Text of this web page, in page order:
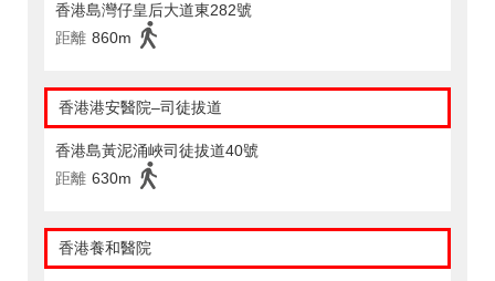
香港島灣仔皇后大道東282號
距離 860m
香港港安醫院–司徒拔道
香港島黃泥涌峽司徒拔道40號
距離 630m
香港養和醫院